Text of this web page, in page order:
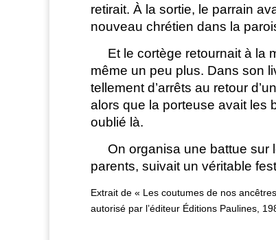
retirait. À la sortie, le parrain
nouveau chrétien dans la
Et le cortège retournait à la
même un peu plus. Dans son
tellement d’arrêts au retour
alors que la porteuse avait les
oublié là.
On organisa une battue sur
parents, suivait un véritable
Extrait de « Les coutumes de nos
autorisé par l’éditeur Éditions Paulines,